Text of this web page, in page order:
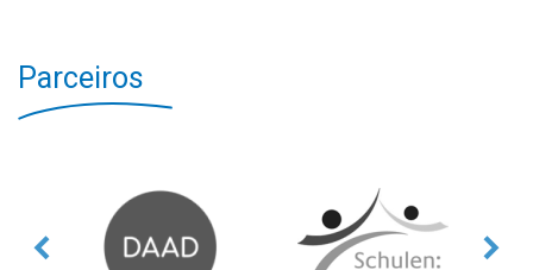
Parceiros